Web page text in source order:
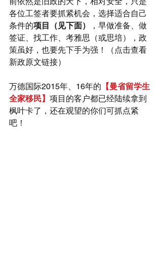
各位工签者要抓紧机会，选择适合自己
条件的项目（见下面）
，早做准备、做
签证、找工作、考雅思（或思培），政
策虽好，也要先下手为强！（ 点击查看
新政原文链接）
万德国际2015年、16年的 【曼省留学生
全家移民】 项目的客户都已经陆续拿到
枫叶卡了，还在观望的你们可抓点紧
吧！